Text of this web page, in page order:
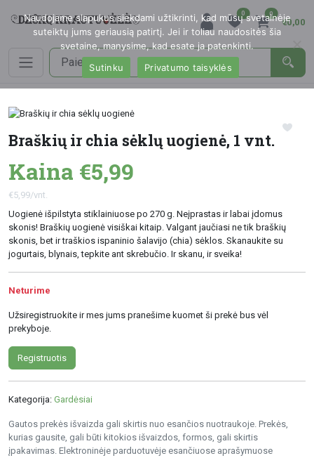
0 0
€0,00
Braškių ir chia sėklų uogienė, 1 vnt.
Kaina €5,99
€5,99/vnt.
Uogienė išpilstyta stiklainiuose po 270 g. Neįprastas ir labai įdomus
skonis! Braškių uogienė visiškai kitaip. Valgant jaučiasi ne tik braškių
skonis, bet ir traškios ispaninio šalavijo (chia) sėklos. Skanaukite su
jogurtais, blynais, tepkite ant skrebučio. Ir skanu, ir sveika!
Neturime
Užsiregistruokite ir mes jums pranešime kuomet ši prekė bus vėl
prekyboje.
Registruotis
Kategorija: Gardėsiai
Gautos prekės išvaizda gali skirtis nuo esančios nuotraukoje. Prekės,
kurias gausite, gali būti kitokios išvaizdos, formos, gali skirtis
įpakavimas. Elektroninėje parduotuvėje esančiuose aprašymuose
Naudojame slapukus siekdami užtikrinti, kad mūsų svetainėje
suteiktų jums geriausią patirtį. Jei ir toliau naudositės šia
svetaine, manysime, kad esate ja patenkinti.
Sutinku
Privatumo taisyklės